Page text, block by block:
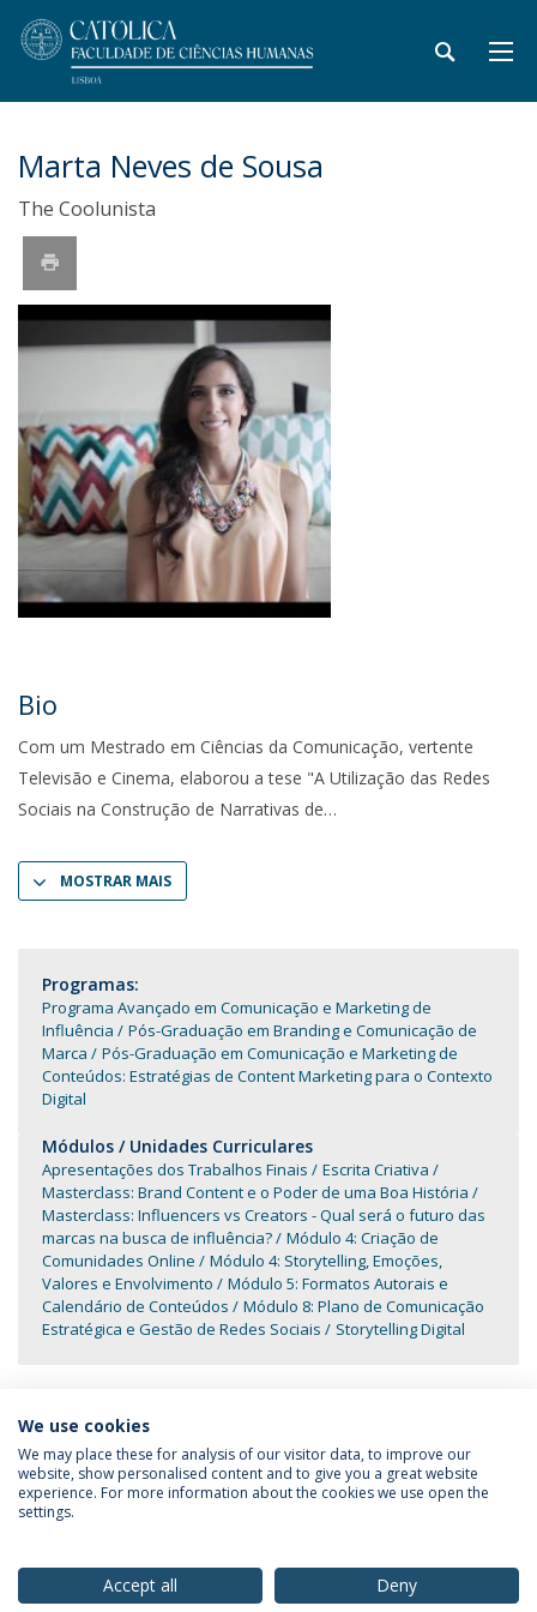
Marta Neves de Sousa
The Coolunista
Bio
Com um Mestrado em Ciências da Comunicação, vertente
Televisão e Cinema, elaborou a tese "A Utilização das Redes
Sociais na Construção de Narrativas de
MOSTRAR MAIS
Programas:
Programa Avançado em Comunicação e Marketing de
Influência
Pós-Graduação em Branding e Comunicação de
Marca
Pós-Graduação em Comunicação e Marketing de
Conteúdos: Estratégias de Content Marketing para o Contexto
Digital
Módulos / Unidades Curriculares
Apresentações dos Trabalhos Finais
Escrita Criativa
Masterclass: Brand Content e o Poder de uma Boa História
Masterclass: Influencers vs Creators - Qual será o futuro das
marcas na busca de influência?
Módulo 4: Criação de
Comunidades Online
Módulo 4: Storytelling, Emoções,
Valores e Envolvimento
Módulo 5: Formatos Autorais e
Calendário de Conteúdos
Módulo 8: Plano de Comunicação
Estratégica e Gestão de Redes Sociais
Storytelling Digital
Política de Privacidade
Termos & Condições
We use cookies
We may place these for analysis of our visitor data, to improve our
website, show personalised content and to give you a great website
experience. For more information about the cookies we use open the
settings.
Accept all Deny